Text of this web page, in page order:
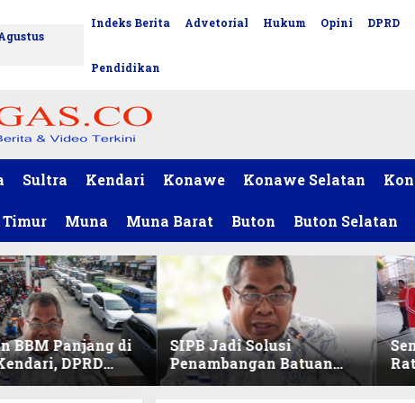
Indeks Berita Advetorial Hukum Opini DPRD
Pendidikan
Sultra Kendari Konawe Konawe Selatan
Muna Muna Barat Buton Buton Selatan
BBM Panjang di
DPRD
Sistem
SIPB Jadi Solusi
Penambangan Batuan
Komoditas ex-Golongan